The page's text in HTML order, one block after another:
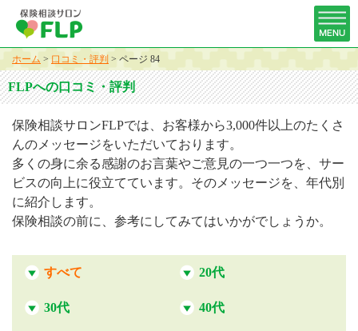
ホーム > 口コミ・評判 > ページ 84
FLPへの口コミ・評判
保険相談サロンFLPでは、お客様から3,000件以上のたくさ
んのメッセージをいただいております。
多くの身に余る感謝のお言葉やご意見の一つ一つを、サー
ビスの向上に役立てています。そのメッセージを、年代別
に紹介します。
保険相談の前に、参考にしてみてはいかがでしょうか。
すべて 20代
30代 40代